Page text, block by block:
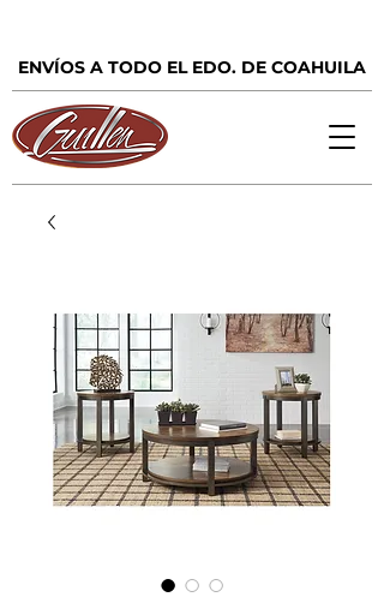
ENVÍOS A TODO EL EDO. DE COAHUILA